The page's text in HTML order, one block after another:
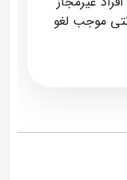
موجب لغو